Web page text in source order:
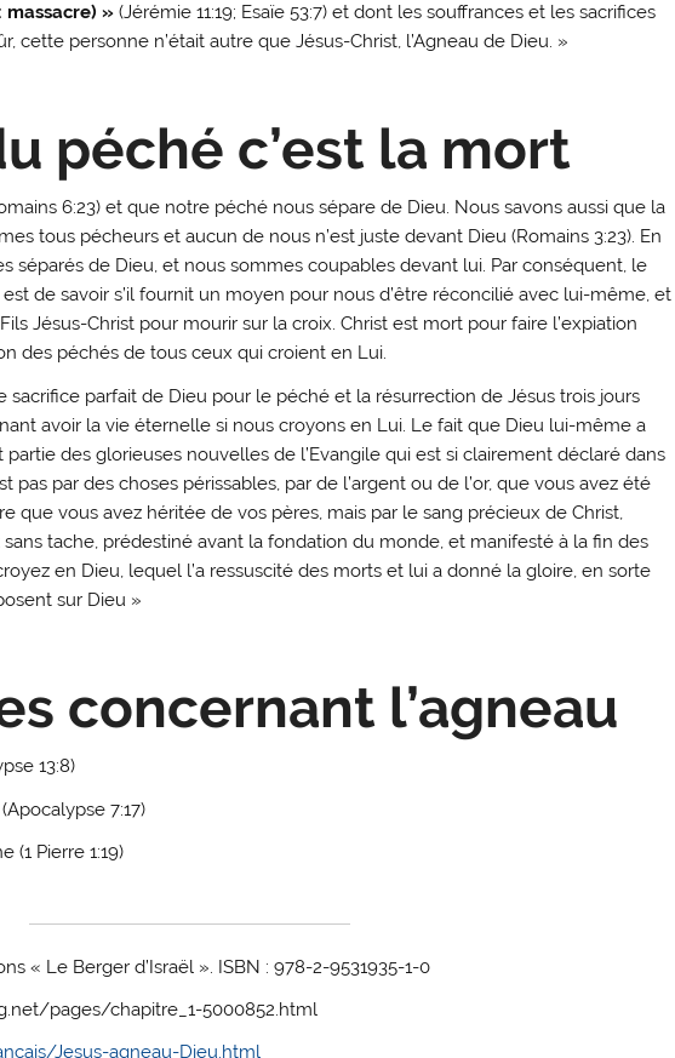
massacre) » (Jérémie 11:19; Esaïe 53:7) et dont les souffrances et les sacrifices
cette personne n’était autre que Jésus-Christ, l’Agneau de Dieu. »
péché c’est la mort
6:23) et que notre péché nous sépare de Dieu. Nous savons aussi que la
tous pécheurs et aucun de nous n’est juste devant Dieu (Romains 3:23). En
séparés de Dieu, et nous sommes coupables devant lui. Par conséquent, le
de savoir s’il fournit un moyen pour nous d’être réconcilié avec lui-même, et
Jésus-Christ pour mourir sur la croix. Christ est mort pour faire l’expiation
des péchés de tous ceux qui croient en Lui.
sacrifice parfait de Dieu pour le péché et la résurrection de Jésus trois jours
avoir la vie éternelle si nous croyons en Lui. Le fait que Dieu lui-même a
des glorieuses nouvelles de l’Evangile qui est si clairement déclaré dans
pas par des choses périssables, par de l’argent ou de l’or, que vous avez été
que vous avez héritée de vos pères, mais par le sang précieux de Christ,
tache, prédestiné avant la fondation du monde, et manifesté à la fin des
en Dieu, lequel l’a ressuscité des morts et lui a donné la gloire, en sorte
sur Dieu »
concernant l’agneau
13:8)
7:17)
(1 Pierre 1:19)
« Le Berger d’Israël ». ISBN : 978-2-9531935-1-0
pages/chapitre_1-5000852.html
Jesus-agneau-Dieu.html